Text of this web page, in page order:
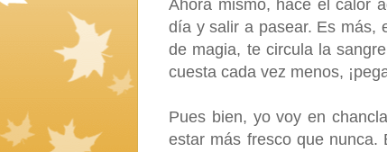
Ahora mismo, hace el calor
día y salir a pasear. Es más,
de magia, te circula la
cuesta cada vez menos,
Pues bien, yo voy en
estar más fresco que